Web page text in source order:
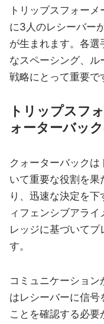
トリップスフォー
に3人のレシーバー
が生まれます。各
なスペーシング、
戦略にとって重要で
トリップスフ
ォーターバッ
クォーターバック
いて重要な役割を果
り、迅速な決定を
ィフェンシブアラ
レッジに基づいてプ
す。
コミュニケーション
はレシーバーに信号
ことを確認する必